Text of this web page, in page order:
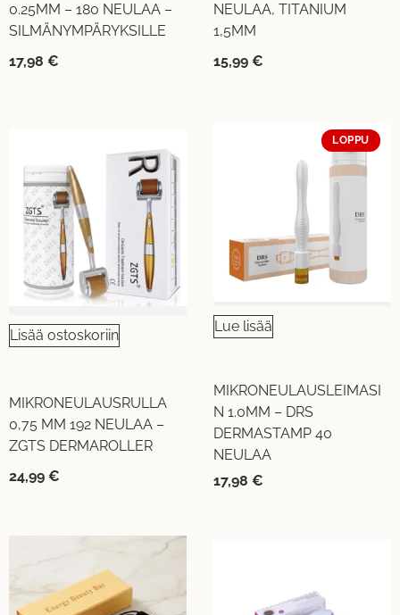
0.25MM – 180 NEULAA –
SILMÄNYMPÄRYKSILLE
17,98 €
NEULAA, TITANIUM
1,5MM
15,99 €
Lisää ostoskoriin
MIKRONEULAUSRULLA
0,75 MM 192 NEULAA –
ZGTS DERMAROLLER
24,99 €
LOPPU
Lue lisää
MIKRONEULAUSLEIMASI
N 1.0MM – DRS
DERMASTAMP 40
NEULAA
17,98 €